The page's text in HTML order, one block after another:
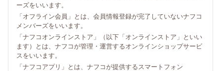
ーズをいいます。
「オフライン会員」とは、会員情報登録が完了していないナフコ
メンバーズをいいます。
「ナフコオンラインストア」（以下「オンラインストア」といい
ます）とは、ナフコが管理・運営するオンラインショップサービ
スをいいます。
「ナフコアプリ」とは、ナフコが提供するスマートフォン